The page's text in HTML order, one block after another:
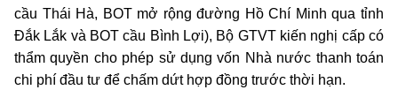
cầu Thái Hà, BOT mở rộng đường Hồ Chí Minh qua tỉnh
Đắk Lắk và BOT cầu Bình Lợi), Bộ GTVT kiến nghị cấp có
thẩm quyền cho phép sử dụng vốn Nhà nước thanh toán
chi phí đầu tư để chấm dứt hợp đồng trước thời hạn.